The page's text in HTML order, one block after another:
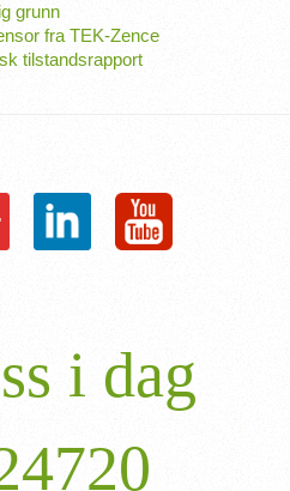
grunn
fra TEK-Zence
tilstandsrapport
i dag